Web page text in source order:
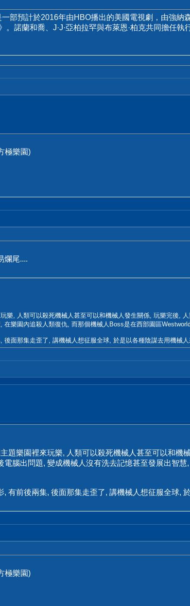
部預計於2016年由HBO播出的美國電視劇，由強納
諾蘭和喬、J·J·亞柏拉罕與布萊恩·柏克共同擔任
極樂園)
爛尾....
樂, 人類可以殺死機械人甚至可以和機械人發生關係, 玩樂完後,
樂園內追殺人類復仇, 而那個機械人Boss是在西部園區Westworld
後面那集走歪了, 講機械人想征服全球, 於是以各種陰謀去用機械
題樂園裡來玩樂, 人類可以殺死機械人甚至可以和機
腦出問題, 變成機械人沒有洗去記憶甚至發展出智
, 有前後兩集, 後面那集走歪了, 講機械人想征服全球,
極樂園)